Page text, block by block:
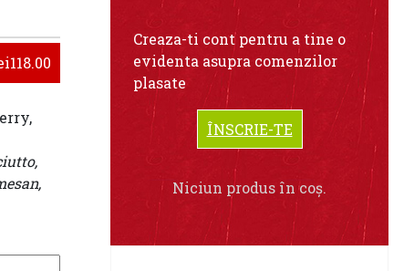
Creaza-ti cont pentru a tine o
evidenta asupra comenzilor
plasate
ÎNSCRIE-TE
Niciun produs în coș.